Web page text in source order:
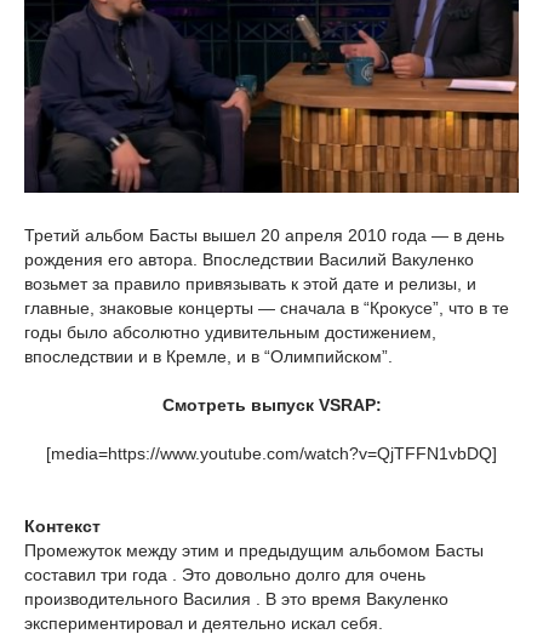
Третий альбом Басты вышел 20 апреля 2010 года — в день
рождения его автора. Впоследствии Василий Вакуленко
возьмет за правило привязывать к этой дате и релизы, и
главные, знаковые концерты — сначала в “Крокусе”, что в те
годы было абсолютно удивительным достижением,
впоследствии и в Кремле, и в “Олимпийском”.
Смотреть выпуск VSRAP:
[media=https://www.youtube.com/watch?v=QjTFFN1vbDQ]
Контекст
Промежуток между этим и предыдущим альбомом Басты
составил три года . Это довольно долго для очень
производительного Василия . В это время Вакуленко
экспериментировал и деятельно искал себя.